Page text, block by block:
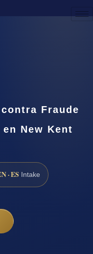
Fraude
New Kent
· ES Intake